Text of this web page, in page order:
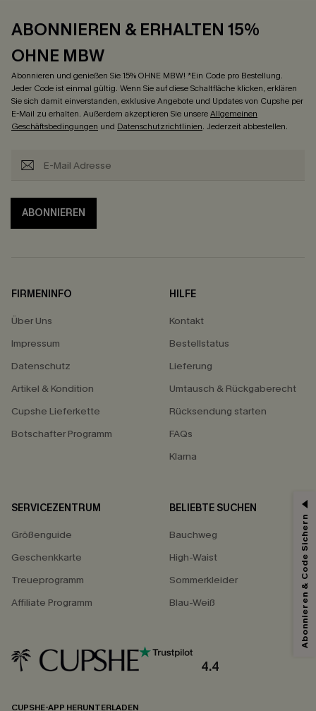
ABONNIEREN & ERHALTEN 15%
OHNE MBW
Abonnieren und genießen Sie 15% OHNE MBW! *Ein Code pro Bestellung.
Jeder Code ist einmal gültig. Wenn Sie auf diese Schaltfläche klicken, erklären
Sie sich damit einverstanden, exklusive Angebote und Updates von Cupshe per
E-Mail zu erhalten. Außerdem akzeptieren Sie unsereAllgemeinen
Geschäftsbedingungen und Datenschutzrichtlinien. Jederzeit abbestellen.
ABONNIEREN
FIRMENINFO
Über Uns
Impressum
Datenschutz
Artikel & Kondition
Cupshe Lieferkette
Botschafter Programm
HILFE
Kontakt
Bestellstatus
Lieferung
Umtausch & Rückgaberecht
Rücksendung starten
FAQs
Klarna
SERVICEZENTRUM
Größenguide
Geschenkkarte
Treueprogramm
Affiliate Programm
BELIEBTE SUCHEN
Bauchweg
High-Waist
Sommerkleider
Blau-Weiß
4.4
CUPSHE-APP HERUNTERLADEN
15% ERHALTEN
15% ohne MBW für E-Mail-Abonnenten.
*Ein Code pro Bestellung. Jeder Code ist einmal gültig.
undDatenschutzbestimmungen. Sie können sich jederzeit abmelden.
Abonnieren & Code Sichern